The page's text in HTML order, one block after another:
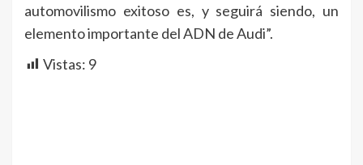
automovilismo exitoso es, y seguirá siendo, un
elemento importante del ADN de Audi”.
Vistas: 9